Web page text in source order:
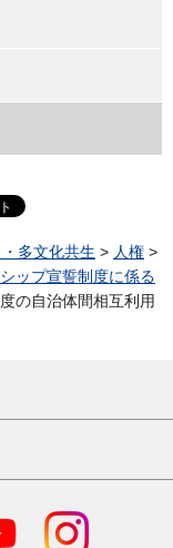
多文化共生 > 人権 >
ップ宣誓制度に係る
の自治体間相互利用